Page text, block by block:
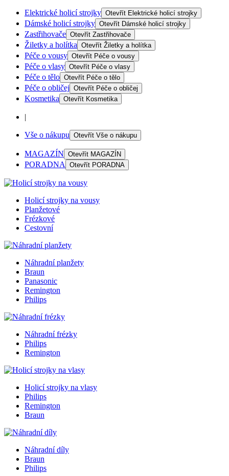
Elektrické holicí strojky Otevřít Elektrické holicí strojky
Dámské holicí strojky Otevřít Dámské holicí strojky
Zastřihovače Otevřít Zastřihovače
Žiletky a holítka Otevřít Žiletky a holítka
Péče o vousy Otevřít Péče o vousy
Péče o vlasy Otevřít Péče o vlasy
Péče o tělo Otevřít Péče o tělo
Péče o obličej Otevřít Péče o obličej
Kosmetika Otevřít Kosmetika
|
Vše o nákupu Otevřít Vše o nákupu
MAGAZÍN Otevřít MAGAZÍN
PORADNA Otevřít PORADNA
Holicí strojky na vousy
Planžetové
Frézkové
Cestovní
Náhradní planžety
Braun
Panasonic
Remington
Philips
Náhradní frézky
Philips
Remington
Holicí strojky na vlasy
Philips
Remington
Braun
Náhradní díly
Braun
Philips